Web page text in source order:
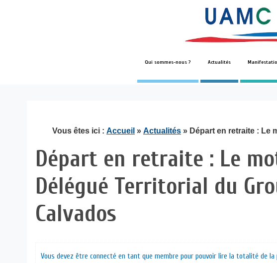
Qui sommes-nous ? Actualités
Vous êtes ici : Accueil » Actualités » Départ en retraite : Le
Départ en retraite : Le
Délégué Territorial du
Calvados
Vous devez être connecté en tant que membre pour pouvoir lire la totalité de la